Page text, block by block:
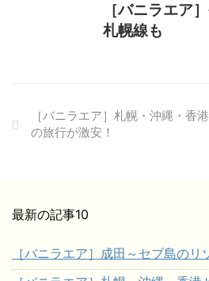
［バニラエア
札幌線も
［バニラエア］札幌・沖縄・香
の旅行が激安！
最新の記事10
［バニラエア］成田～セブ島の